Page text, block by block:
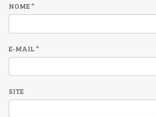
NOME*
E-MAIL*
SITE